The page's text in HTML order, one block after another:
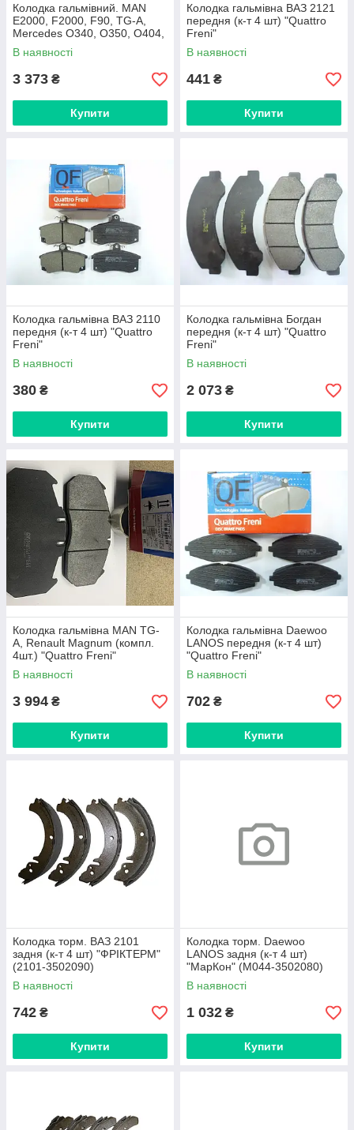
Колодка гальмівний. MAN
E2000, F2000, F90, TG-A,
Mercedes O340, O350, O404,
Renault Agora, Magnum,
Major R, Premium
В наявності
3 373 ₴
Купити
Колодка гальмівна ВАЗ 2121
передня (к-т 4 шт) "Quattro
Freni"
В наявності
441 ₴
Купити
Колодка гальмівна ВАЗ 2110
передня (к-т 4 шт) "Quattro
Freni"
В наявності
380 ₴
Купити
Колодка гальмівна Богдан
передня (к-т 4 шт) "Quattro
Freni"
В наявності
2 073 ₴
Купити
Колодка гальмівна MAN TG-
A, Renault Magnum (компл.
4шт.) "Quattro Freni"
В наявності
3 994 ₴
Купити
Колодка гальмівна Daewoo
LANOS передня (к-т 4 шт)
"Quattro Freni"
В наявності
702 ₴
Купити
Колодка торм. ВАЗ 2101
задня (к-т 4 шт) "ФРІКТЕРМ"
(2101-3502090)
В наявності
742 ₴
Купити
Колодка торм. Daewoo
LANOS задня (к-т 4 шт)
"МарКон" (М044-3502080)
В наявності
1 032 ₴
Купити